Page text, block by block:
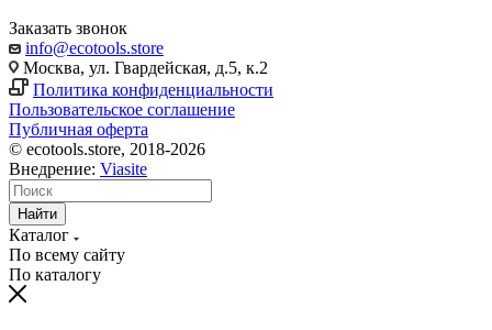
Заказать звонок
info@ecotools.store
Москва, ул. Гвардейская, д.5, к.2
Политика конфиденциальности
Пользовательское соглашение
Публичная оферта
© ecotools.store, 2018-2026
Внедрение: Viasite
Найти
Каталог
По всему сайту
По каталогу